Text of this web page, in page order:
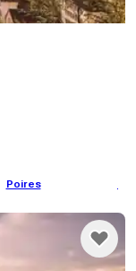
Poires